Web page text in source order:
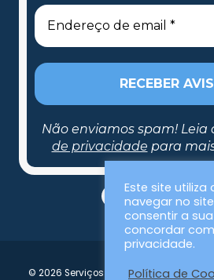
Receba AVISOS
Não enviamos spam! Leia
Não enviamos spam! Leia
de privacidade para
© 2026 Serviços Municipalizados da
Este site utiliza
navegar no
consentir a
concordar
privacidade.
Política de